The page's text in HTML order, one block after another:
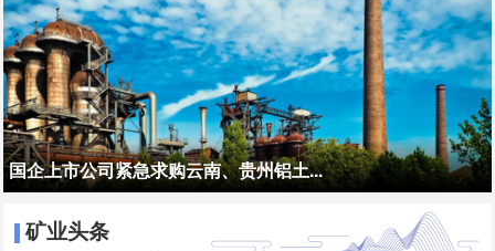
国企上市公司紧急求购云南、贵州铝土...
矿业头条